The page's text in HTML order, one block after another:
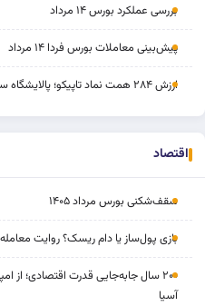
بررسی عملکرد بورس ۱۴ مرداد
پیش‌بینی معاملات بورس فردا ۱۴ مرداد
ارزش ۲۸۴ همت نماد تاپیکو؛ پالایشگاه ستاره خلیج‌فارس برگ برنده پنهان
اقتصاد
سقف‌شکنی بورس مرداد ۱۴۰۵
بازی پول‌ساز یا دام ریسک؟ روایت
۲۰۰ سال جابه‌جایی قدرت اقتصادی؛ از
آسیا